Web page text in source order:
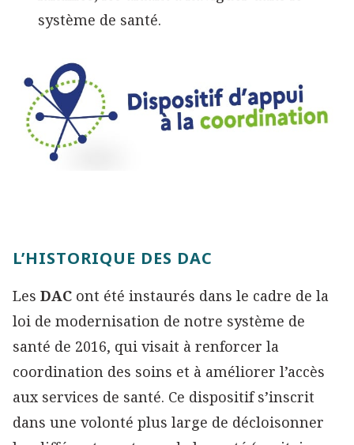
système de santé.
L’HISTORIQUE DES DAC
Les DAC ont été instaurés dans le cadre de la
loi de modernisation de notre système de
santé de 2016, qui visait à renforcer la
coordination des soins et à améliorer l’accès
aux services de santé. Ce dispositif s’inscrit
dans une volonté plus large de décloisonner